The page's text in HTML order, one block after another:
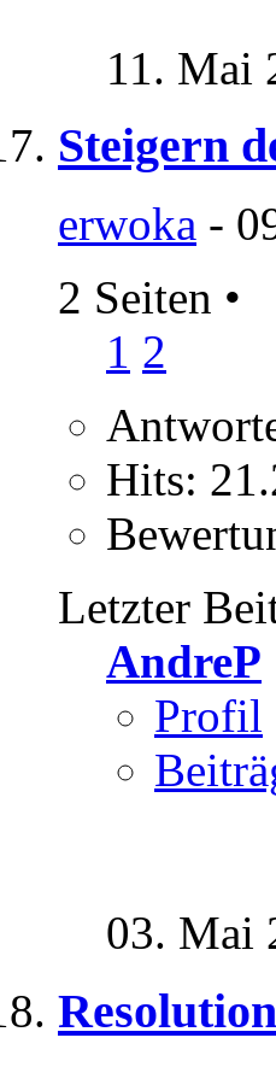
11. Mai
Steigern
erwoka -
2 Seiten •
1 2
Hits:
Letzter
AndreP
Profil
03. Mai